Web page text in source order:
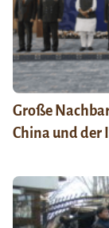
Große
China und der